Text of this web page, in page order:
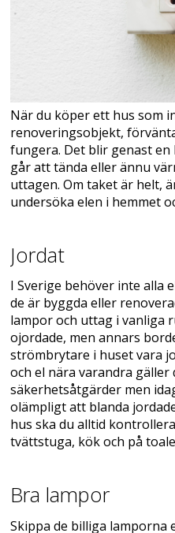
När du köper ett hus som
renoveringsobjekt,
fungera. Det blir genast
går att tända eller ännu
uttagen. Om taket är helt,
undersöka elen i hemmet
Jordat
I Sverige behöver inte alla
de är byggda eller
lampor och uttag i vanliga
ojordade, men annars
strömbrytare i huset vara
och el nära varandra gäller
säkerhetsåtgärder men
olämpligt att blanda
hus ska du alltid
tvättstuga, kök och på
Bra lampor
Skippa de billiga lamporna